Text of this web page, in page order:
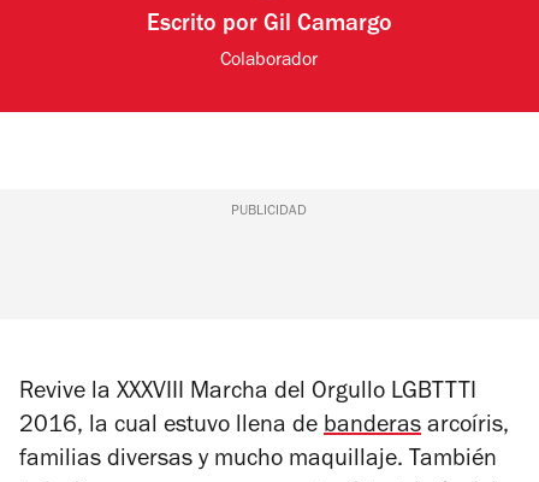
Escrito por Gil Camargo
Colaborador
PUBLICIDAD
Revive la XXXVIII Marcha del Orgullo LGBTTTI
2016, la cual estuvo llena de banderas arcoíris,
familias diversas y mucho maquillaje. También